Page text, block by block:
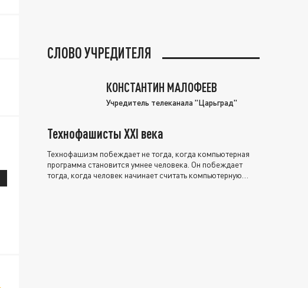
СЛОВО УЧРЕДИТЕЛЯ
КОНСТАНТИН МАЛОФЕЕВ
Учредитель телеканала "Царьград"
Технофашисты XXI века
Технофашизм побеждает не тогда, когда компьютерная
программа становится умнее человека. Он побеждает
тогда, когда человек начинает считать компьютерную